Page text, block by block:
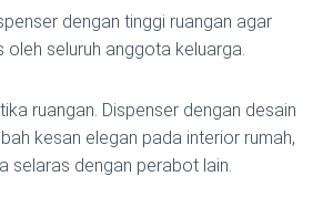
dengan tinggi ruangan agar
seluruh anggota keluarga.
ruangan. Dispenser dengan desain
kesan elegan pada interior rumah,
selaras dengan perabot lain.